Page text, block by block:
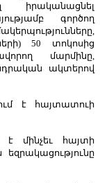
իրականացնել
գործող
50 տոկոսից
մարմինը,
ակտերով
է հայտատուի
է մինչեւ հայտի
եզրակացությունը